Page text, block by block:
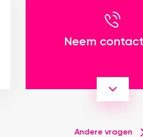
Neem
Andere vragen